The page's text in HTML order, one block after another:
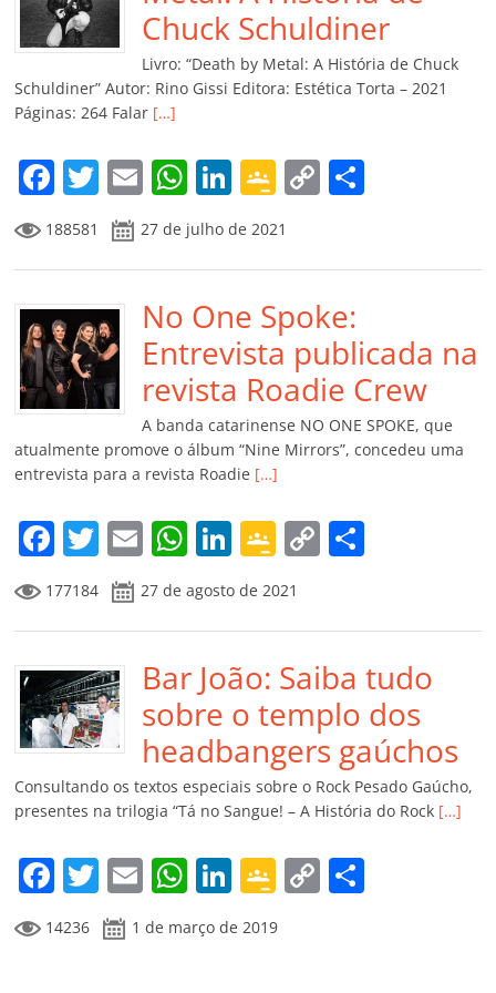
o
k
p a
ss
ro
m
k h
ar
Chuck Schuldiner
Livro: “Death by Metal: A História de Chuck
Schuldiner” Autor: Rino Gissi Editora: Estética Torta – 2021
Páginas: 264 Falar […]
F
a
c
e
b
o
o
k
T
w
itt
er
E
m
ai
l
W
h
at
s
A
p
p
Li
n
k
e
dI
n
G
o
o
gl
e
Cl
a
ss
ro
o
m
C
o
y
Li
n
k
p
til
h
ar
188581 27 de julho de 2021
No One Spoke:
Entrevista publicada na
revista Roadie Crew
A banda catarinense NO ONE SPOKE, que
atualmente promove o álbum “Nine Mirrors”, concedeu uma
entrevista para a revista Roadie […]
F
a
c
e
b
o
o
k
T
w
itt
er
E
m
ai
l
W
h
at
s
A
p
p
Li
n
k
e
dI
n
G
o
o
gl
e
Cl
a
ss
ro
o
m
C
o
y
Li
n
k
p
ar
til
h
ar
177184 27 de agosto de 2021
Bar João: Saiba tudo
sobre o templo dos
headbangers gaúchos
Consultando os textos especiais sobre o Rock Pesado Gaúcho,
presentes na trilogia “Tá no Sangue! – A História do Rock […]
F
a
c
T
w
itt
E
m
ai
W
h
at
Li
n
k
G
o
o
C
o
14236 1 de março de 2019